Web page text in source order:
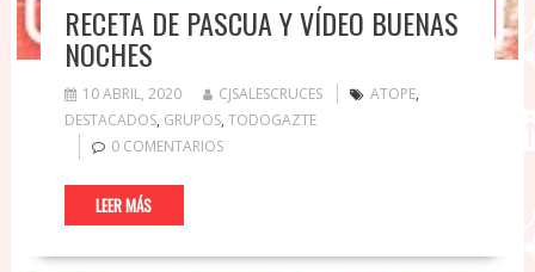
RECETA DE PASCUA Y VÍDEO BUENAS
NOCHES
10 ABRIL, 2020 CJSALESCRUCES ATOPE,
DESTACADOS, GRUPOS, TODOGAZTE
0 COMENTARIOS
LEER MÁS